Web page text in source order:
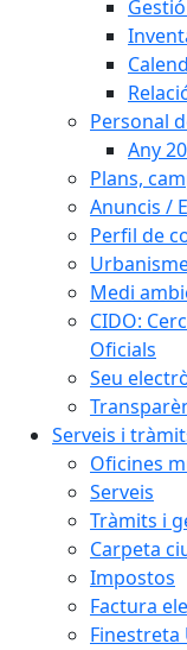
Personal
Any
Plans,
Anuncis /
Perfil de
Medi
CIDO:
Oficials
Seu
Serveis i
Oficines
Serveis
Tràmits i
Carpeta
Impostos
Factura
Finestreta